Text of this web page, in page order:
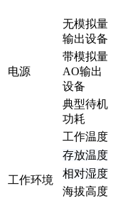
电源
无模拟量
输出设备
带模拟量
AO输出
设备
典型待机
功耗
工作环境
工作温度
存放温度
相对湿度
海拔高度